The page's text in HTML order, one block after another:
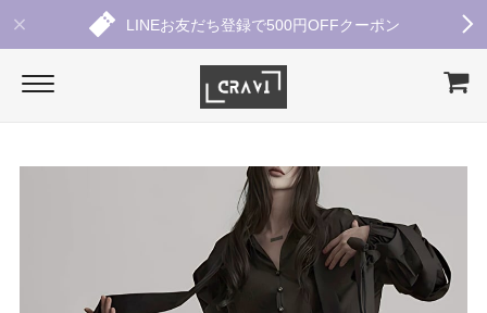
LINEお友だち登録で500円OFFクーポン